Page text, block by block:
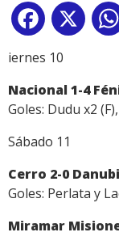
Facebook
X
iernes 10
Nacional 1-4
Goles: Dudu x2
Sábado 11
Cerro 2-0
Goles: Perlata y
Miramar